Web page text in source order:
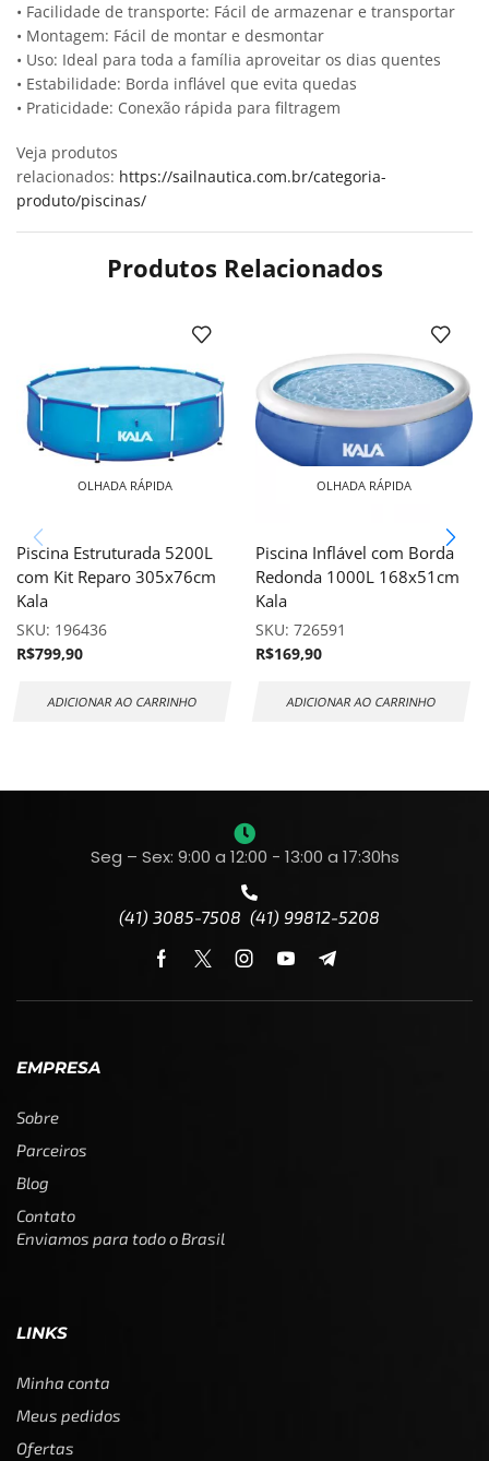
• Facilidade de transporte: Fácil de armazenar e transportar
• Montagem: Fácil de montar e desmontar
• Uso: Ideal para toda a família aproveitar os dias quentes
• Estabilidade: Borda inflável que evita quedas
• Praticidade: Conexão rápida para filtragem
Veja produtos
relacionados: https://sailnautica.com.br/categoria-
produto/piscinas/
Produtos Relacionados
OLHADA RÁPIDA
Piscina Estruturada 5200L
com Kit Reparo 305x76cm
Kala
SKU: 196436
R$799,90
ADICIONAR AO CARRINHO
OLHADA RÁPIDA
Piscina Inflável com Borda
Redonda 1000L 168x51cm
Kala
SKU: 726591
R$169,90
ADICIONAR AO CARRINHO
Seg – Sex: 9:00 a 12:00 - 13:00 a 17:30hs
(41) 3085-7508 (41) 99812-5208
EMPRESA
Sobre
Parceiros
Blog
Contato
Enviamos para todo o Brasil
LINKS
Minha conta
Meus pedidos
Ofertas